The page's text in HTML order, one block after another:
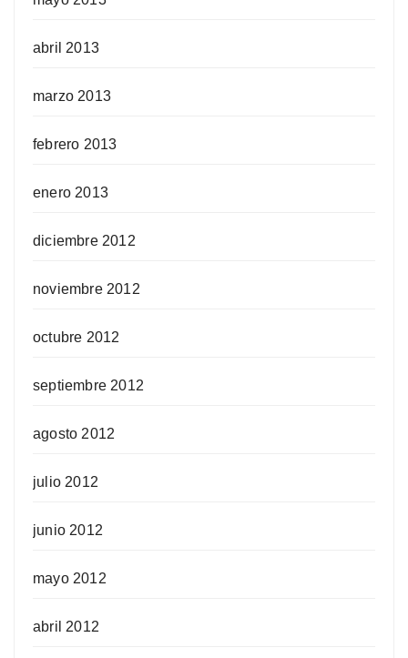
abril 2013
marzo 2013
febrero 2013
enero 2013
diciembre 2012
noviembre 2012
octubre 2012
septiembre 2012
agosto 2012
julio 2012
junio 2012
mayo 2012
abril 2012